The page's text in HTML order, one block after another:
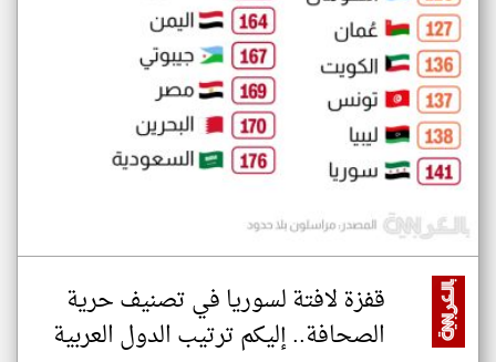
قفزة لافتة لسوريا في تصنيف حرية
الصحافة.. إليكم ترتيب الدول العربية